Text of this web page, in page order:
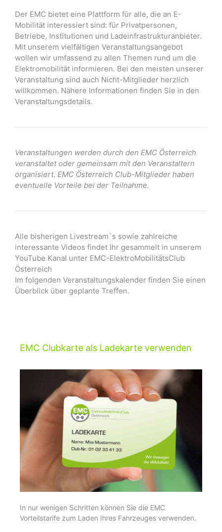
Der EMC bietet eine Plattform für alle, die an E-
Mobilität interessiert sind: für Privatpersonen,
Betriebe, Institutionen und Ladeinfrastrukturanbieter.
Mit unserem vielfältigen Veranstaltungsangebot
wollen wir umfassend zu allen Themen rund um die
Elektromobilität informieren. Bei den meisten unserer
Veranstaltung sind auch Nicht-Mitglieder herzlich
willkommen. Nähere Informationen finden Sie in den
Veranstaltungsdetails.
Veranstaltungen werden durch den EMC Österreich
veranstaltet oder gemeinsam mit den Veranstaltern
organisiert. EMC Österreich Club-Mitglieder haben
eventuelle Vorteile bei der Teilnahme.
Alle bisherigen Livestream`s sowie zahlreiche
interessante Videos findet Ihr gesammelt in unserem
YouTube Kanal unter EMC-ElektroMobilitätsClub
Österreich
Im folgenden Veranstaltungskalender finden Sie einen
Überblick über geplante Treffen.
EMC Clubkarte als Ladekarte verwenden
In nur wenigen Schritten können Sie die EMC
Vorteilstarife zum Laden Ihres Fahrzeuges verwenden.